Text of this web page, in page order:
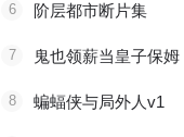
6 阶层都市断片集
7 鬼也领薪当皇子保姆
8 蝙蝠侠与局外人v1